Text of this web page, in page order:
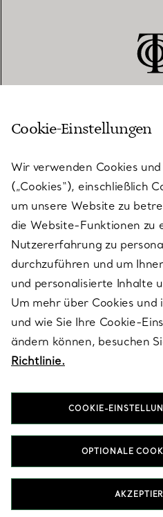
KUNDENSERVICE
SERVICES
ÜBER TIFFANY & CO.
RECHTLICHE HINWEISE
FOLGEN SIE UNS
T&Co.
Cookie-Einstellungen
Wir verwenden Cookies
(„Cookies“), einschließlich
um unsere Website zu
die Website-Funktionen zu
Nutzererfahrung zu
durchzuführen und um
und personalisierte Inhalte
Um mehr über Cookies
und wie Sie Ihre Cookie-
ändern können, besuchen
Richtlinie.
COOKIE-
OPTIONALE